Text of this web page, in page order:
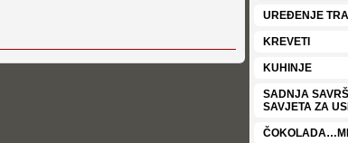
UREĐENJE
KREVETI
KUHINJE
SADNJA
SAVJETA ZA